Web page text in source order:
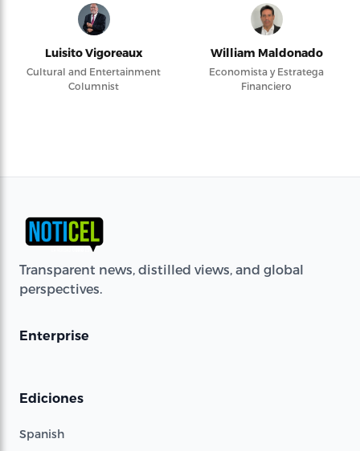
Luisito Vigoreaux
Cultural and Entertainment
Columnist
William Maldonado
Economista y Estratega
Financiero
Transparent news, distilled views, and global
perspectives.
Enterprise
Ediciones
Spanish